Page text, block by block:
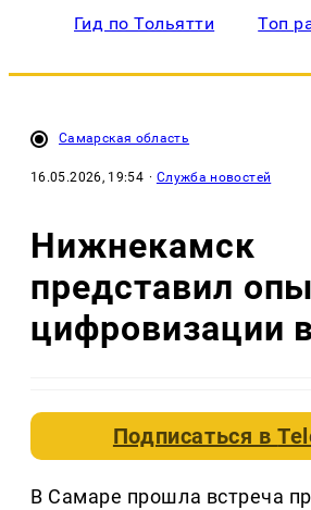
Гид по Тольятти Топ
Самарская область
16.05.2026, 19:54 · Служба новостей
Нижнекамск
представил
цифровизации
Подписаться в
В Самаре прошла встреча